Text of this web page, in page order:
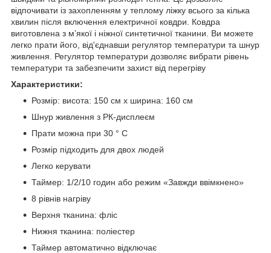
відпочивати із захопленням у теплому ліжку всього за кілька
хвилин після включення електричної ковдри. Ковдра
виготовлена з м’якої і ніжної синтетичної тканини. Ви можете
легко прати його, від'єднавши регулятор температури та шнур
живлення. Регулятор температури дозволяє вибрати рівень
температури та забезпечити захист від перегріву
Характеристики:
Розмір: висота: 150 см х ширина: 160 см
Шнур живлення з РК-дисплеєм
Прати можна при 30 ° C
Розмір підходить для двох людей
Легко керувати
Таймер: 1/2/10 годин або режим «Завжди ввімкнено»
8 рівнів нагріву
Верхня тканина: фліс
Нижня тканина: поліестер
Таймер автоматично відключає